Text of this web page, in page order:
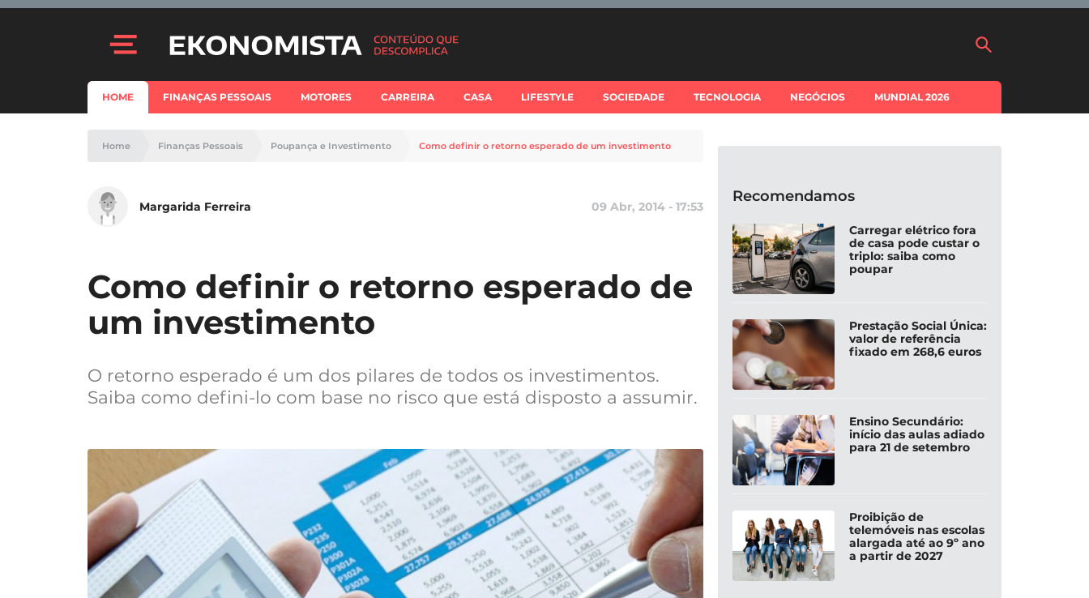
HOME FINANÇAS PESSOAIS MOTORES CARREIRA CASA LIFESTYLE SOCIEDADE TECNOLOGIA NEGÓCIOS MUNDIAL 2026
Home Finanças Pessoais Poupança e Investimento Como definir o retorno esperado de um investimento
Margarida Ferreira 09 Abr, 2014 - 17:53
Como definir o retorno esperado de
um investimento
O retorno esperado é um dos pilares de todos os investimentos.
Saiba como defini-lo com base no risco que está disposto a assumir.
Recomendamos
Carregar elétrico fora
de casa pode custar o
triplo: saiba como
poupar
Prestação Social Única:
valor de referência
fixado em 268,6 euros
Ensino Secundário:
início das aulas adiado
para 21 de setembro
Proibição de
telemóveis nas escolas
alargada até ao 9º ano
a partir de 2027